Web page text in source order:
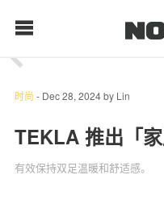
时尚 - Dec 28, 2024by Lin
TEKLA 推出「家
有效保持双足温暖和舒适感。